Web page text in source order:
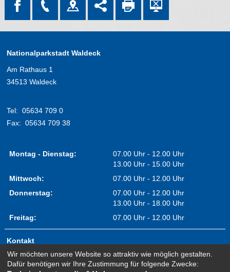
Nationalparkstadt Waldeck
Am Rathaus 1
34513 Waldeck
Tel: 05634 709 0
Fax: 05634 709 38
Montag - Dienstag:
07.00 Uhr - 12.00 Uhr
13.00 Uhr - 15.00 Uhr
Mittwoch:
07.00 Uhr - 12.00 Uhr
Donnerstag:
07.00 Uhr - 12.00 Uhr
13.00 Uhr - 18.00 Uhr
Freitag:
07.00 Uhr - 12.00 Uhr
Kontakt
Impressum
Erklärung zur Barrierefreiheit
Wir möchten unsere Website so attraktiv wie möglich gestalten.
Dafür benötigen wir Ihre Zustimmung für folgende Zwecke: